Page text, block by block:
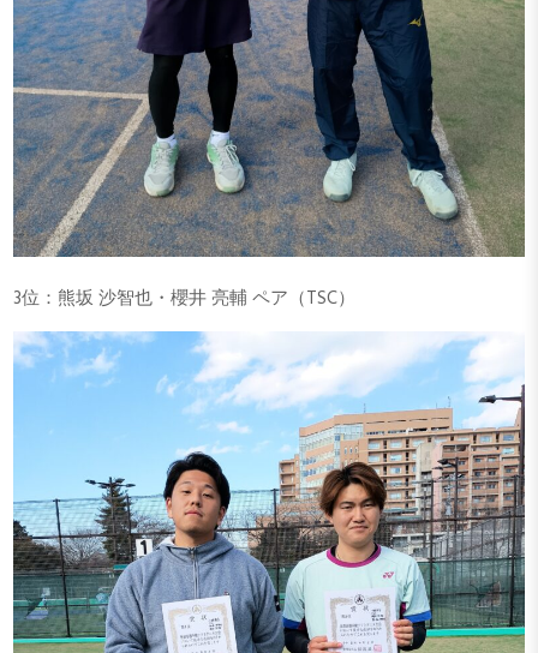
3位：熊坂 沙智也・櫻井 亮輔 ペア（TSC）